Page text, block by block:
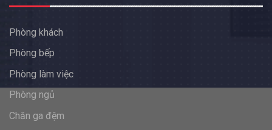
Phòng khách
Phòng bếp
Phòng làm việc
Phòng ngủ
Chăn ga đệm